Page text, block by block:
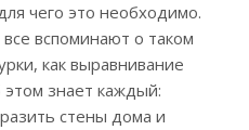
чего это необходимо.
вспоминают о таком
как выравнивание
этом знает каждый:
стены дома и